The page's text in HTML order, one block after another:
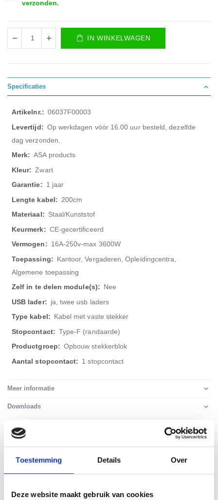
Toestemming Details Over
Deze website maakt gebruik van cookies
verzonden.
IN WINKELWAGEN
Specificaties
Meer
informatie
06037F00003
Op werkdagen vóór 16.00 uur besteld, dezelfde
dag verzonden.
ASA products
Zwart
1 jaar
200cm
Staal/Kunststof
CE-gecertificeerd
16A-250v-max 3600W
Kantoor, Vergaderen, Opleidingcentra,
Algemene toepassing
Nee
ja, twee usb laders
Kabel met vaste stekker
Type-F (randaarde)
Opbouw stekkerblok
1 stopcontact
Meer informatie
Downloads
WELLICHT OOK IETS VOOR U?